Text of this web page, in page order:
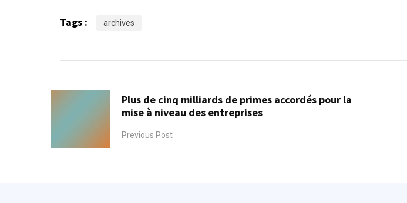
Tags : archives
Plus de cinq milliards de primes accordés pour la
mise à niveau des entreprises
Previous Post